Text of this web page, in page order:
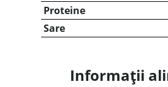
Proteine
Sare
Informații